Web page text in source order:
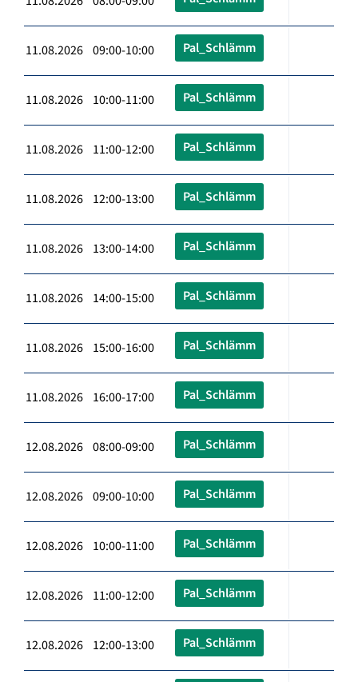
11.08.2026 09:00-10:00 Pal_Schlämm
11.08.2026 10:00-11:00 Pal_Schlämm
11.08.2026 11:00-12:00 Pal_Schlämm
11.08.2026 12:00-13:00 Pal_Schlämm
11.08.2026 13:00-14:00 Pal_Schlämm
11.08.2026 14:00-15:00 Pal_Schlämm
11.08.2026 15:00-16:00 Pal_Schlämm
11.08.2026 16:00-17:00 Pal_Schlämm
12.08.2026 08:00-09:00 Pal_Schlämm
12.08.2026 09:00-10:00 Pal_Schlämm
12.08.2026 10:00-11:00 Pal_Schlämm
12.08.2026 11:00-12:00 Pal_Schlämm
12.08.2026 12:00-13:00 Pal_Schlämm